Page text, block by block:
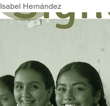
Isabel Hernández